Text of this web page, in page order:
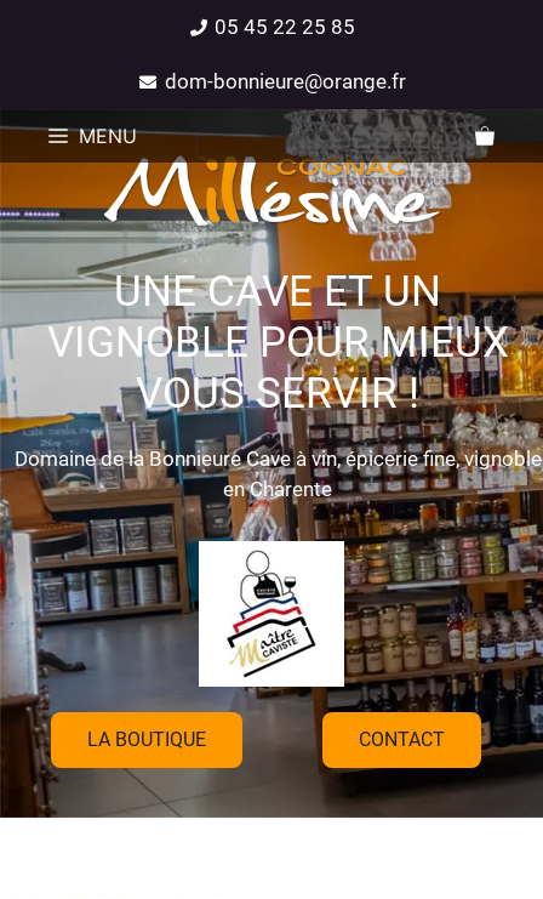
05 45 22 25 85
dom-bonnieure@orange.fr
MENU
UNE CAVE ET UN
VIGNOBLE POUR MIEUX
VOUS SERVIR !
Domaine de la Bonnieure Cave à vin, épicerie fine, vignoble
en Charente
LA BOUTIQUE CONTACT